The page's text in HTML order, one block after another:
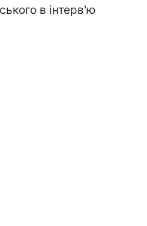
в інтерв'ю